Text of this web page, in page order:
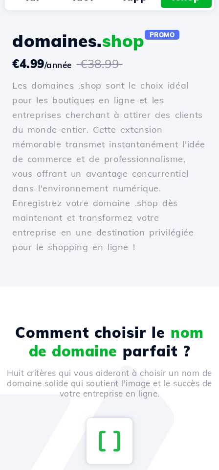
domaines.shop PROMO
€4.99/année €38.99
Les domaines .shop sont le choix idéal
pour les boutiques en ligne et les
entreprises cherchant à attirer des clients
du monde entier. Cette extension
mémorable transmet instantanément l'idée
de commerce et de professionnalisme,
vous offrant un avantage concurrentiel
dans l'environnement numérique.
Enregistrez votre domaine .shop dès
maintenant et transformez votre
entreprise en une destination privilégiée
pour le shopping en ligne !
Comment choisir le nom
de domaine parfait ?
Huit critères qui vous aideront à choisir un nom de
domaine solide qui soutient l'image et le succès de
votre entreprise en ligne.